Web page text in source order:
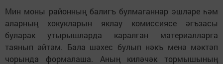
Мин моны районның балигъ булмаганнар эшләре һәм
аларның хокукларын яклау комиссиясе әгъзасы
буларак утырышларда каралган материалларга
таянып әйтәм. Бала шәхес булып нәкъ менә мәктәп
чорында формалаша. Аның киләчәк тормышының